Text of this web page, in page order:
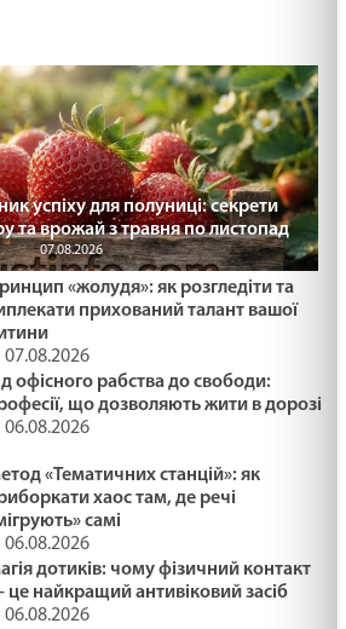
ЛЮДИ /1487/ Майтеся файно
могло бути? Лк18:35-43. 36 - а неділя
І ПРИБИРАННЯ /1486/ Майтеся
СВЯТИМ /1485/ Майтеся файно
ОСЛИКА /1484/ Майтеся файно
успіху для полуниці: секрети
та врожай з травня по листопад
07.08.2026
«жолудя»: як розгледіти та
прихований талант вашої
07.08.2026
офісного рабства до свободи:
що дозволяють жити в дорозі
06.08.2026
«Тематичних станцій»: як
хаос там, де речі
самі
06.08.2026
дотиків: чому фізичний контакт
найкращий антивіковий засіб
06.08.2026